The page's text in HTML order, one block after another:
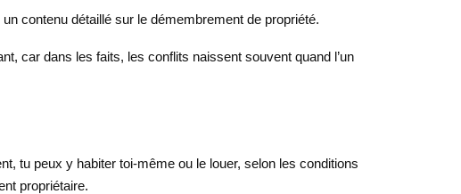
contenu détaillé sur le démembrement de propriété.
car dans les faits, les conflits naissent souvent quand l’un
tu peux y habiter toi-même ou le louer, selon les conditions
propriétaire.